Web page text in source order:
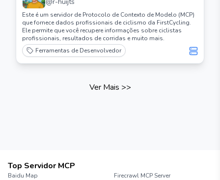
Este é um servidor de Protocolo de Contexto de Modelo (MCP)
que fornece dados profissionais de ciclismo da FirstCycling.
Ele permite que você recupere informações sobre ciclistas
profissionais, resultados de corridas e muito mais.
Ferramentas de Desenvolvedor
Ver Mais >>
Top Servidor MCP
Baidu Map
Firecrawl MCP Server